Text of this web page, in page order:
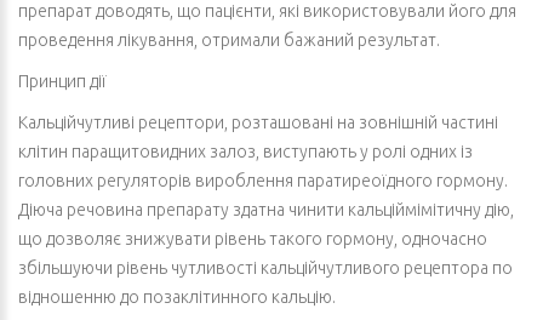
препарат доводять, що пацієнти, які використовували його для
проведення лікування, отримали бажаний результат.
Принцип дії
Кальційчутливі рецептори, розташовані на зовнішній частині
клітин паращитовидних залоз, виступають у ролі одних із
головних регуляторів вироблення паратиреоїдного гормону.
Діюча речовина препарату здатна чинити кальціймімітичну дію,
що дозволяє знижувати рівень такого гормону, одночасно
збільшуючи рівень чутливості кальційчутливого рецептора по
відношенню до позаклітинного кальцію.